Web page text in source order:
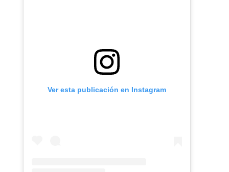
Ver esta publicación en Instagram